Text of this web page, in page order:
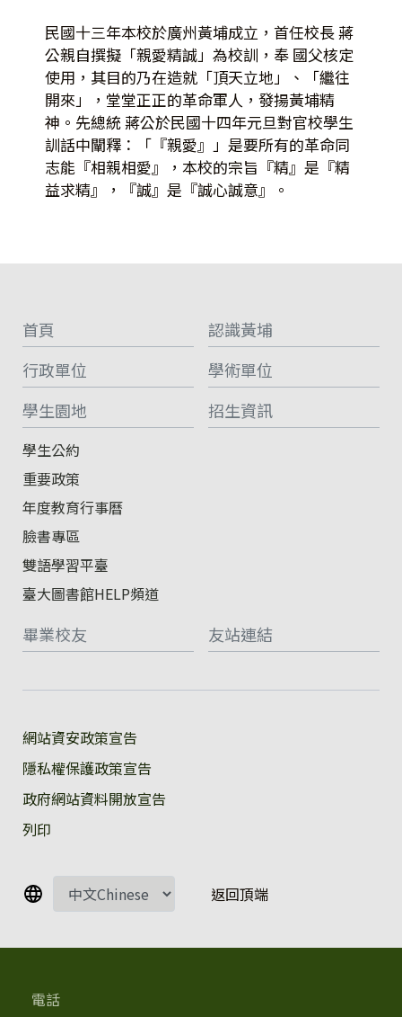
民國十三年本校於廣州黃埔成立，首任校長 蔣
公親自撰擬「親愛精誠」為校訓，奉 國父核定
使用，其目的乃在造就「頂天立地」、「繼往
開來」，堂堂正正的革命軍人，發揚黃埔精
神。先總統 蔣公於民國十四年元旦對官校學生
訓話中闡釋：「『親愛』」是要所有的革命同
志能『相親相愛』，本校的宗旨『精』是『精
益求精』，『誠』是『誠心誠意』。
首頁
認識黃埔
行政單位
學術單位
學生園地
學生公約
重要政策
年度教育行事曆
臉書專區
雙語學習平臺
臺大圖書館HELP頻道
招生資訊
畢業校友 友站連結
網站資安政策宣告
隱私權保護政策宣告
政府網站資料開放宣告
列印
返回頂端
電話